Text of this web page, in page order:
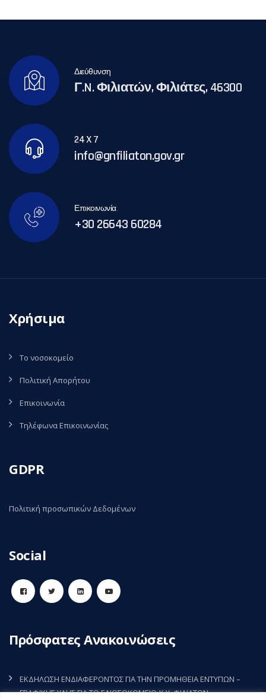
Διεύθυνση
Γ.N. Φιλιατών, Φιλιάτες, 46300
24 X 7
info@gnfiliaton.gov.gr
Επικοινωνία
+30 26643 60284
Χρήσιμα
Το νοσοκομείο
Πολιτική Απορήτου
Επικοινωνία
Τηλέφωνα Επικοινωνίας
GDPR
Πολιτική προσωπικών Δεδομένων
Social
Πρόσφατες Ανακοινώσεις
ΕΚΔΗΛΩΣΗ ΕΝΔΙΑΦΕΡΟΝΤΟΣ ΓΙΑ ΤΗΝ ΠΡΟΜΗΘΕΙΑ ΕΝΤΥΠΩΝ –
ΓΡΑΦΙΚΗΣ ΥΛΗΣ ΓΙΑ ΤΟ Γ.ΝΟΣΟΚΟΜΕΙΟ-Κ.Υ. ΦΙΛΙΑΤΩΝ